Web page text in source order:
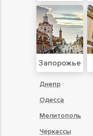
Запорожье
Днепр
Одесса
Мелитополь
Черкассы